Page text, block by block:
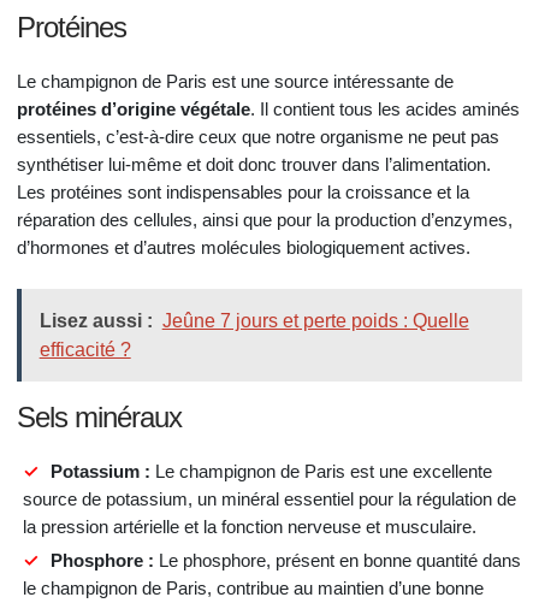
Protéines
Le champignon de Paris est une source intéressante de
protéines d’origine végétale. Il contient tous les acides aminés
essentiels, c’est-à-dire ceux que notre organisme ne peut pas
synthétiser lui-même et doit donc trouver dans l’alimentation.
Les protéines sont indispensables pour la croissance et la
réparation des cellules, ainsi que pour la production d’enzymes,
d’hormones et d’autres molécules biologiquement actives.
Lisez aussi : Jeûne 7 jours et perte poids : Quelle
efficacité ?
Sels minéraux
Potassium : Le champignon de Paris est une excellente
source de potassium, un minéral essentiel pour la régulation de
la pression artérielle et la fonction nerveuse et musculaire.
Phosphore : Le phosphore, présent en bonne quantité dans
le champignon de Paris, contribue au maintien d’une bonne